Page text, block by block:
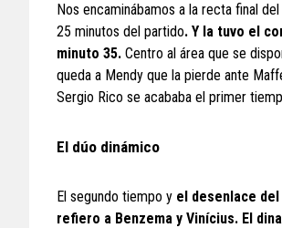
Nos encaminábamos a la recta final
25 minutos del partido. Y la tuvo el
minuto 35. Centro al área que se
queda a Mendy que la pierde ante
Sergio Rico se acababa el primer
El dúo dinámico
El segundo tiempo y el desenlace
refiero a Benzema y Vinícius. El